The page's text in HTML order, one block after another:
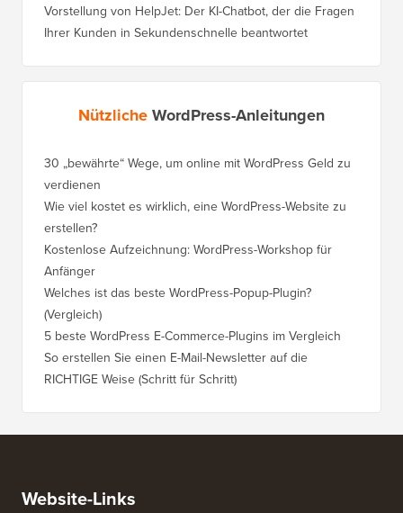
Vorstellung von HelpJet: Der KI-Chatbot, der die Fragen
Ihrer Kunden in Sekundenschnelle beantwortet
NützlicheWordPress-Anleitungen
30 „bewährte“ Wege, um online mit WordPress Geld zu
verdienen
Wie viel kostet es wirklich, eine WordPress-Website zu
erstellen?
Kostenlose Aufzeichnung: WordPress-Workshop für
Anfänger
Welches ist das beste WordPress-Popup-Plugin?
(Vergleich)
5 beste WordPress E-Commerce-Plugins im Vergleich
So erstellen Sie einen E-Mail-Newsletter auf die
RICHTIGE Weise (Schritt für Schritt)
Website-Links